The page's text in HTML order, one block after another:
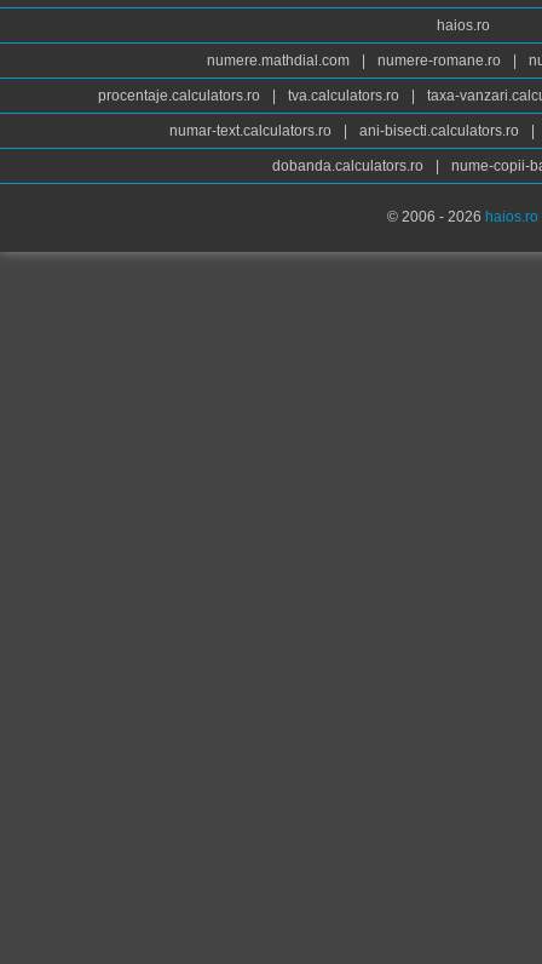
haios.ro
numere.mathdial.com numere-romane.ro
procentaje.calculators.ro tva.calculators.ro taxa-
numar-text.calculators.ro ani-bisecti.calculators.ro
dobanda.calculators.ro nume-copii-
© 2006 - 2026 haios.ro